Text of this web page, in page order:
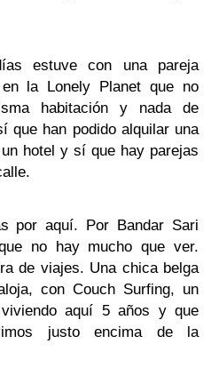
estuve con una pareja
la Lonely Planet que no
habitación y nada de
que han podido alquilar una
hotel y sí que hay parejas
por aquí. Por Bandar Sari
no hay mucho que ver.
de viajes. Una chica belga
con Couch Surfing, un
aquí 5 años y que
justo encima de la